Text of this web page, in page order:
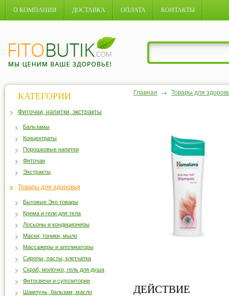
О КОМПАНИИ ДОСТАВКА ОПЛАТА КОНТАКТЫ
Главная Товары для
ДЕЙСТВИЕ
КАТЕГОРИИ
Фиточаи, напитки, экстракты
Бальзамы
Концентраты
Порошковые напитки
Фиточаи
Экстракты
Товары для здоровья
Бытовые Эко товары
Крема и гели для тела
Лосьоны и кондиционеры
Маски, тоники, мыло
Массажеры и аппликаторы
Сиропы, пасты, клетчатка
Скраб, молочко, гель для душа
Фитосвечи и супозитории
Шампунь, бальзам, масло